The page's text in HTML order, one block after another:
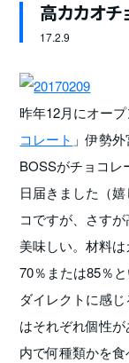
高カカオチ
17.2.9
昨年12月にオー
コレート 」伊勢
BOSSがチョコレ
日届きました（
コですが、さす
美味しい。材料は
70％または85％
ダイレクトに感
はそれぞれ個性
内で何種類かを